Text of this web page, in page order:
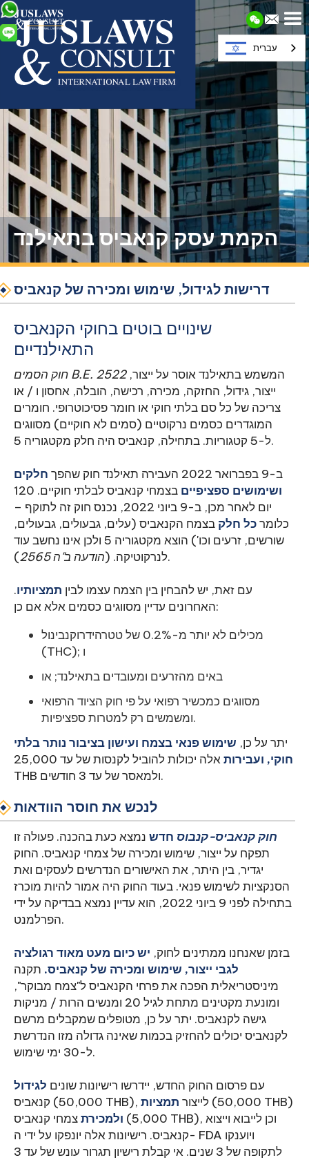
הקמת עסק קנאביס בתאילנד
דרישות לגידול, שימוש ומכירה של קנאביס
שינויים בוטים בחוקי הקנאביס
התאילנדיים
חוק הסמים B.E. 2522 המשמשבתאילנד אוסר על ייצור,
ייצור, גידול, החזקה, מכירה, רכישה, הובלה, אחסון ו / או
צריכה של כל סם בלתי חוקי או חומר פסיכוטרופי. חומרים
המוגדרים כסמים נרקוטיים (סמים לא חוקיים) מסווגים
ל-5 קטגוריות. בתחילה, קנאביס היה חלק מקטגוריה 5.
ב-9 בפברואר 2022 העבירה תאילנד חוק שהפך
חלקים
ושימושים ספציפיים
בצמחי קנאביס לבלתי חוקיים. 120
יום לאחר מכן, ב-9 ביוני 2022, נכנס חוק זה לתוקף –
כלומרכל חלק בצמח הקנאביס (עלים, גבעולים, גבעולים,
שורשים, זרעים וכו') הוצא מקטגוריה 5 ולכן אינו נחשב עוד
לנרקוטיקה. (הודעה ב"ה 2565 ).
עם זאת, יש להבחין בין הצמח עצמו לבין תמציותיו.
האחרונים עדיין מסווגים כסמים אלא אם כן:
מכילים לא יותר מ-0.2% של טטרהידרוקנבינול
(THC); ו
באים מהזרעים ומעובדים בתאילנד; או
מסווגים כמכשיר רפואי על פי חוק הציוד הרפואי
ומשמשים רק למטרות ספציפיות.
יתר על כן, שימוש פנאי בצמח ועישון בציבור נותר בלתי
חוקי, ועבירות
אלה יכולות להוביל לקנסות של עד 25,000
THB ולמאסר של עד 3 חודשים.
לנכש את חוסר הוודאות
חוק קנאביס-קנבוס חדש נמצא כעת בהכנה. פעולה זו
תפקח על ייצור, שימוש ומכירה של צמחי קנאביס. החוק
יגדיר, בין היתר, את האישורים הנדרשים לעסקים ואת
הסנקציות לשימוש פנאי. בעוד החוק היה אמור להיות מוכרז
בתחילה לפני 9 ביוני 2022, הוא עדיין נמצא בבדיקה על ידי
הפרלמנט.
בזמן שאנחנו ממתינים לחוק, יש כיום מעט מאוד רגולציה
לגבי ייצור, שימוש ומכירה של קנאביס. תקנה
מיניסטריאלית הפכה את פרחי הקנאביס ל"צמח מבוקר",
ומונעת מקטינים מתחת לגיל 20 ומנשים הרות / מניקות
גישה לקנאביס. יתר על כן, מטופלים שמקבלים מרשם
לקנאביס יכולים להחזיק בכמות שאינה גדולה מזו הנדרשת
ל-30 ימי שימוש.
עם פרסום החוק החדש, יידרשו רישיונות שונים לגידול
קנאביס (50,000 THB), לייצור
(50,000 THB)
ולמכירתצמחי קנאביס (5,000 THB), וכן לייבוא וייצוא
קנאביס. רישיונות אלה יונפקו על ידי ה- FDA ויוענקו
לתקופה של 3 שנים. אי קבלת רישיון תגרור עונש של עד 3
עברית